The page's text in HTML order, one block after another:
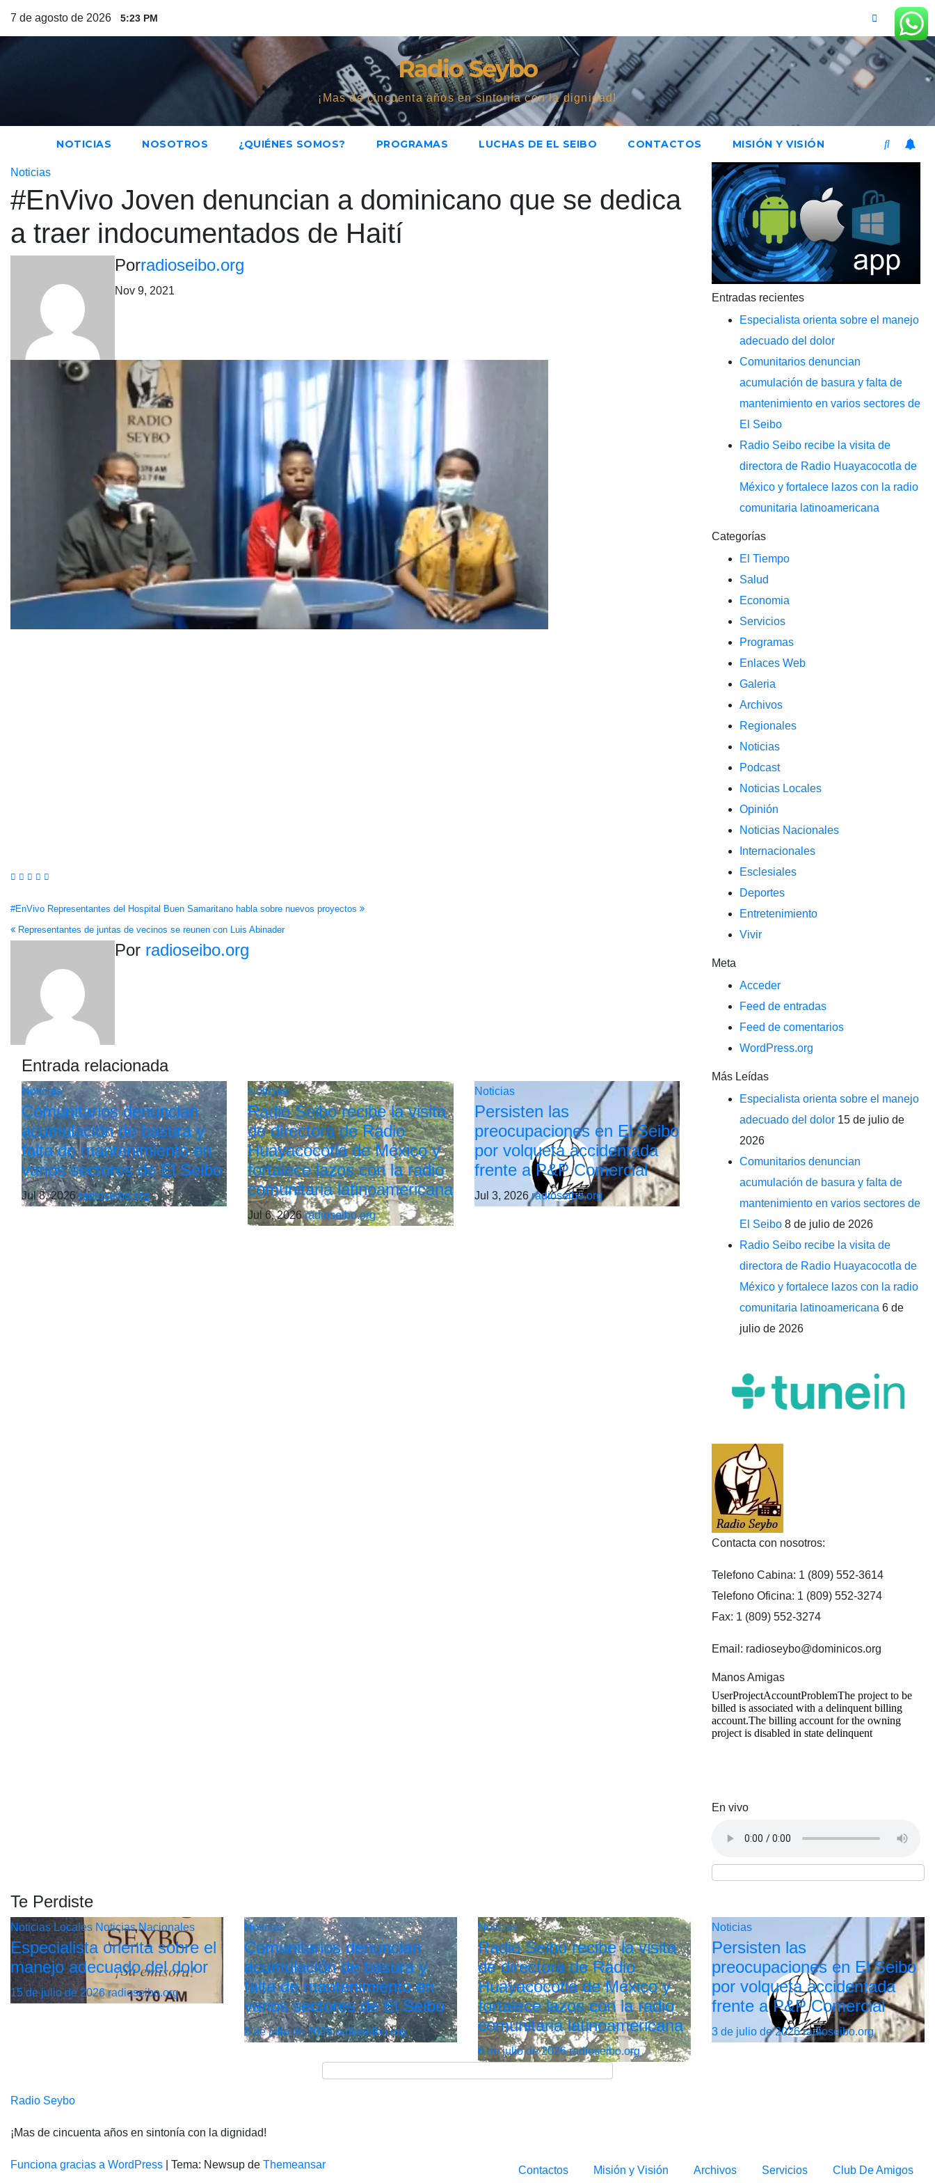
7 de agosto de 2026 5:23 PM
Radio Seybo
¡Mas de cincuenta años en sintonía con la dignidad!
NOTICIAS NOSOTROS ¿QUIÉNES SOMOS? PROGRAMAS LUCHAS DE EL SEIBO CONTACTOS MISIÓN Y VISIÓN
Noticias
#EnVivo Joven denuncian a dominicano que se dedica
a traer indocumentados de Haití
Porradioseibo.org
Nov 9, 2021
Navegación
de
entradas
#EnVivo Representantes del Hospital Buen Samaritano habla sobre nuevos proyectos
Representantes de juntas de vecinos se reunen con Luis Abinader
Por radioseibo.org
Entrada relacionada
Noticias
Comunitarios denuncian
acumulación de basura y
falta de mantenimiento en
varios sectores de El Seibo
Jul 8, 2026radioseibo.org
Noticias
Radio Seibo recibe la visita
de directora de Radio
Huayacocotla de México y
fortalece lazos con la radio
comunitaria latinoamericana
Jul 6, 2026radioseibo.org
Noticias
Persisten las
preocupaciones en El Seibo
por volqueta accidentada
frente a P&P Comercial
Jul 3, 2026radioseibo.org
Entradas recientes
Especialista orienta sobre el manejo
adecuado del dolor
Comunitarios denuncian
acumulación de basura y falta de
mantenimiento en varios sectores de
El Seibo
Radio Seibo recibe la visita de
directora de Radio Huayacocotla de
México y fortalece lazos con la radio
comunitaria latinoamericana
Categorías
El Tiempo
Salud
Economia
Servicios
Programas
Enlaces Web
Galeria
Archivos
Regionales
Noticias
Podcast
Noticias Locales
Opinión
Noticias Nacionales
Internacionales
Esclesiales
Deportes
Entretenimiento
Vivir
Meta
Acceder
Feed de entradas
Feed de comentarios
WordPress.org
Más Leídas
Especialista orienta sobre el manejo
adecuado del dolor 15 de julio de
2026
Comunitarios denuncian
acumulación de basura y falta de
mantenimiento en varios sectores de
El Seibo 8 de julio de 2026
Radio Seibo recibe la visita de
directora de Radio Huayacocotla de
México y fortalece lazos con la radio
comunitaria latinoamericana 6 de
julio de 2026
Contacta con nosotros:
Telefono Cabina: 1 (809) 552-3614
Telefono Oficina: 1 (809) 552-3274
Fax: 1 (809) 552-3274
Email: radioseybo@dominicos.org
Manos Amigas
En vivo
Te Perdiste
Noticias Locales Noticias Nacionales
Especialista orienta sobre el
manejo adecuado del dolor
15 de julio de 2026radioseibo.org
Noticias
Comunitarios denuncian
acumulación de basura y
falta de mantenimiento en
varios sectores de El Seibo
8 de julio de 2026radioseibo.org
Noticias
Radio Seibo recibe la visita
de directora de Radio
Huayacocotla de México y
fortalece lazos con la radio
comunitaria latinoamericana
6 de julio de 2026radioseibo.org
Noticias
Persisten las
preocupaciones en El Seibo
por volqueta accidentada
frente a P&P Comercial
3 de julio de 2026radioseibo.org
Radio Seybo
¡Mas de cincuenta años en sintonía con la dignidad!
Funciona gracias a WordPress Tema: Newsup de Themeansar Contactos Misión y Visión Archivos Servicios Club De Amigos